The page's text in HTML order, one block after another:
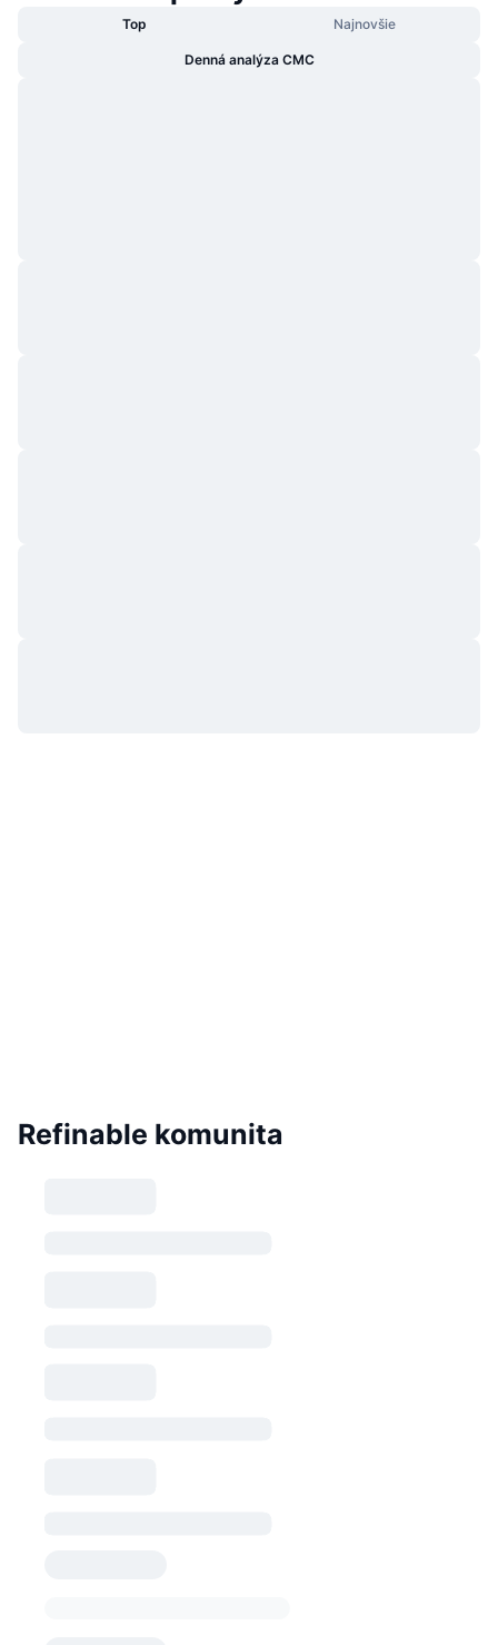
Top Najnovšie
Denná analýza CMC
Refinable komunita